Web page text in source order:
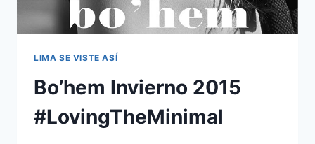
LIMA SE VISTE ASÍ
Bo’hem Invierno 2015
#LovingTheMinimal